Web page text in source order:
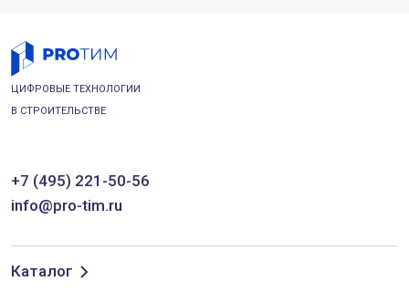
ЦИФРОВЫЕ ТЕХНОЛОГИИ
В СТРОИТЕЛЬСТВЕ
+7 (495) 221-50-56
info@pro-tim.ru
Каталог